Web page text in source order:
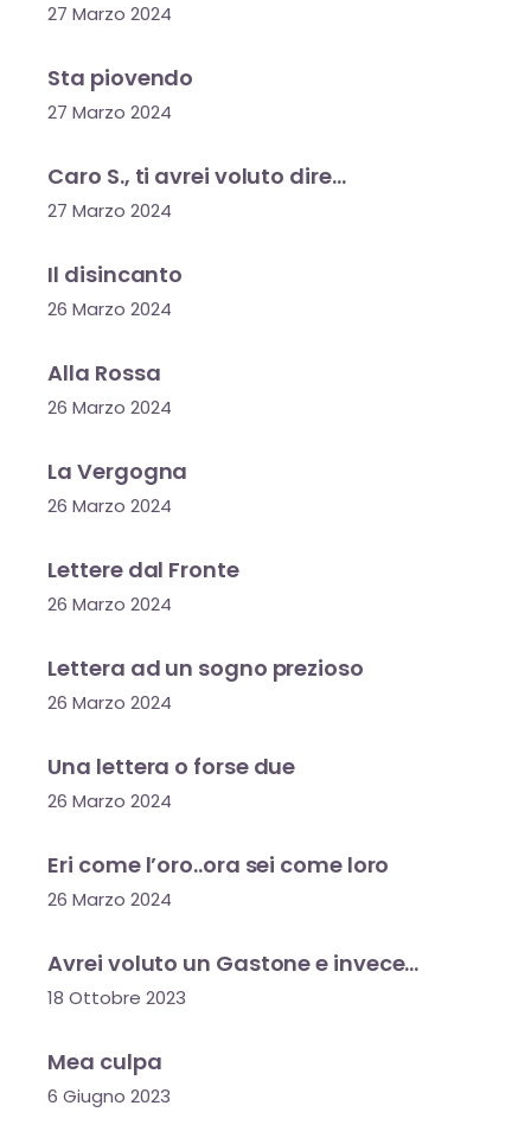
27 Marzo 2024
Sta piovendo
27 Marzo 2024
Caro S., ti avrei voluto dire…
27 Marzo 2024
Il disincanto
26 Marzo 2024
Alla Rossa
26 Marzo 2024
La Vergogna
26 Marzo 2024
Lettere dal Fronte
26 Marzo 2024
Lettera ad un sogno prezioso
26 Marzo 2024
Una lettera o forse due
26 Marzo 2024
Eri come l’oro..ora sei come loro
26 Marzo 2024
Avrei voluto un Gastone e invece…
18 Ottobre 2023
Mea culpa
6 Giugno 2023